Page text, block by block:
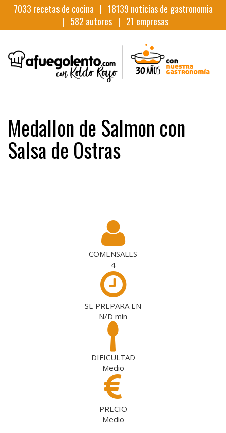
7033 recetas de cocina | 18139 noticias de gastronomia
| 582 autores | 21 empresas
Medallon de Salmon con
Salsa de Ostras
COMENSALES
4
SE PREPARA EN
N/D min
DIFICULTAD
Medio
PRECIO
Medio